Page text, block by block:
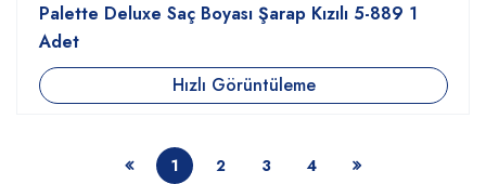
Palette Deluxe Saç Boyası Şarap Kızılı 5-889 1
Adet
Hızlı Görüntüleme
1 2 3 4